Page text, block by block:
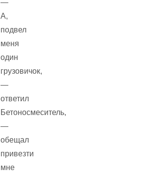
—
А,
подвел
меня
один
грузовичок,
—
ответил
Бетоносмеситель,
—
обещал
привезти
мне